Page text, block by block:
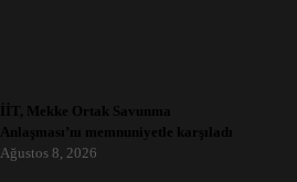
İİT, Mekke Ortak Savunma
Anlaşması’nı memnuniyetle karşıladı
Ağustos 8, 2026